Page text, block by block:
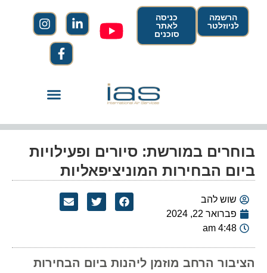
הרשמה
לניוזלטר
כניסה
לאתר
סוכנים
בוחרים במורשת: סיורים ופעילויות
ביום הבחירות המוניציפאליות
שוש להב
פברואר 22, 2024
4:48 am
הציבור הרחב מוזמן ליהנות ביום הבחירות